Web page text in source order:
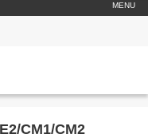
MENU
CM1/CM2